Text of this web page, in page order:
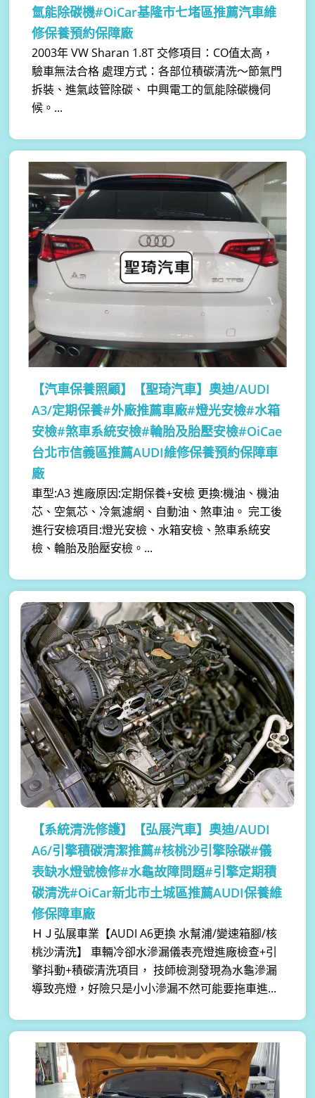
氫能除碳機#OiCar基隆市七堵區推薦汽車維
修保養預約保障廠
2003年 VW Sharan 1.8T 交修項目：CO值太高，
驗車無法合格 處理方式：各部位積碳清洗～節氣門
拆裝、進氣歧管除碳、 中興電工的氫能除碳機伺
候。...
【汽車保養照顧】
【聖琦汽車】奧迪/AUDI
A3/定期保養#外廠推薦車廠#燈光安檢#水箱
安檢#煞車系統安檢#輪胎及胎壓安檢#OiCae
台北市信義區推薦AUDI維修保養預約保障車
廠
車型:A3 進廠原因:定期保養+安檢 更換:機油、機油
芯、空氣芯、冷氣濾網、自動油、煞車油。 完工後
進行安檢項目:燈光安檢、水箱安檢、煞車系統安
檢、輪胎及胎壓安檢。...
【系統清洗修護】
【弘展汽車】奧迪/AUDI
A6/引擎積碳清潔推薦#核桃沙引擎除碳#儀
表缺水燈號檢修#水龜故障問題#引擎定期積
碳清洗#OiCar新北市土城區推薦AUDI保養維
修保障車廠
ＨＪ弘展車業【AUDI A6更換 水幫浦/變速箱腳/核
桃沙清洗】 車輛冷卻水滲漏儀表亮燈進廠檢查+引
擎抖動+積碳清洗項目， 技師檢測發現為水龜滲漏
導致亮燈，好險只是小小滲漏不然可能要拖車進...